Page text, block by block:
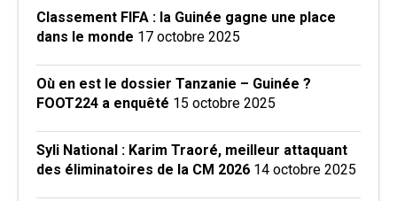
Classement FIFA : la Guinée gagne une place
dans le monde 17 octobre 2025
Où en est le dossier Tanzanie – Guinée ?
FOOT224 a enquêté 15 octobre 2025
Syli National : Karim Traoré, meilleur attaquant
des éliminatoires de la CM 2026 14 octobre 2025